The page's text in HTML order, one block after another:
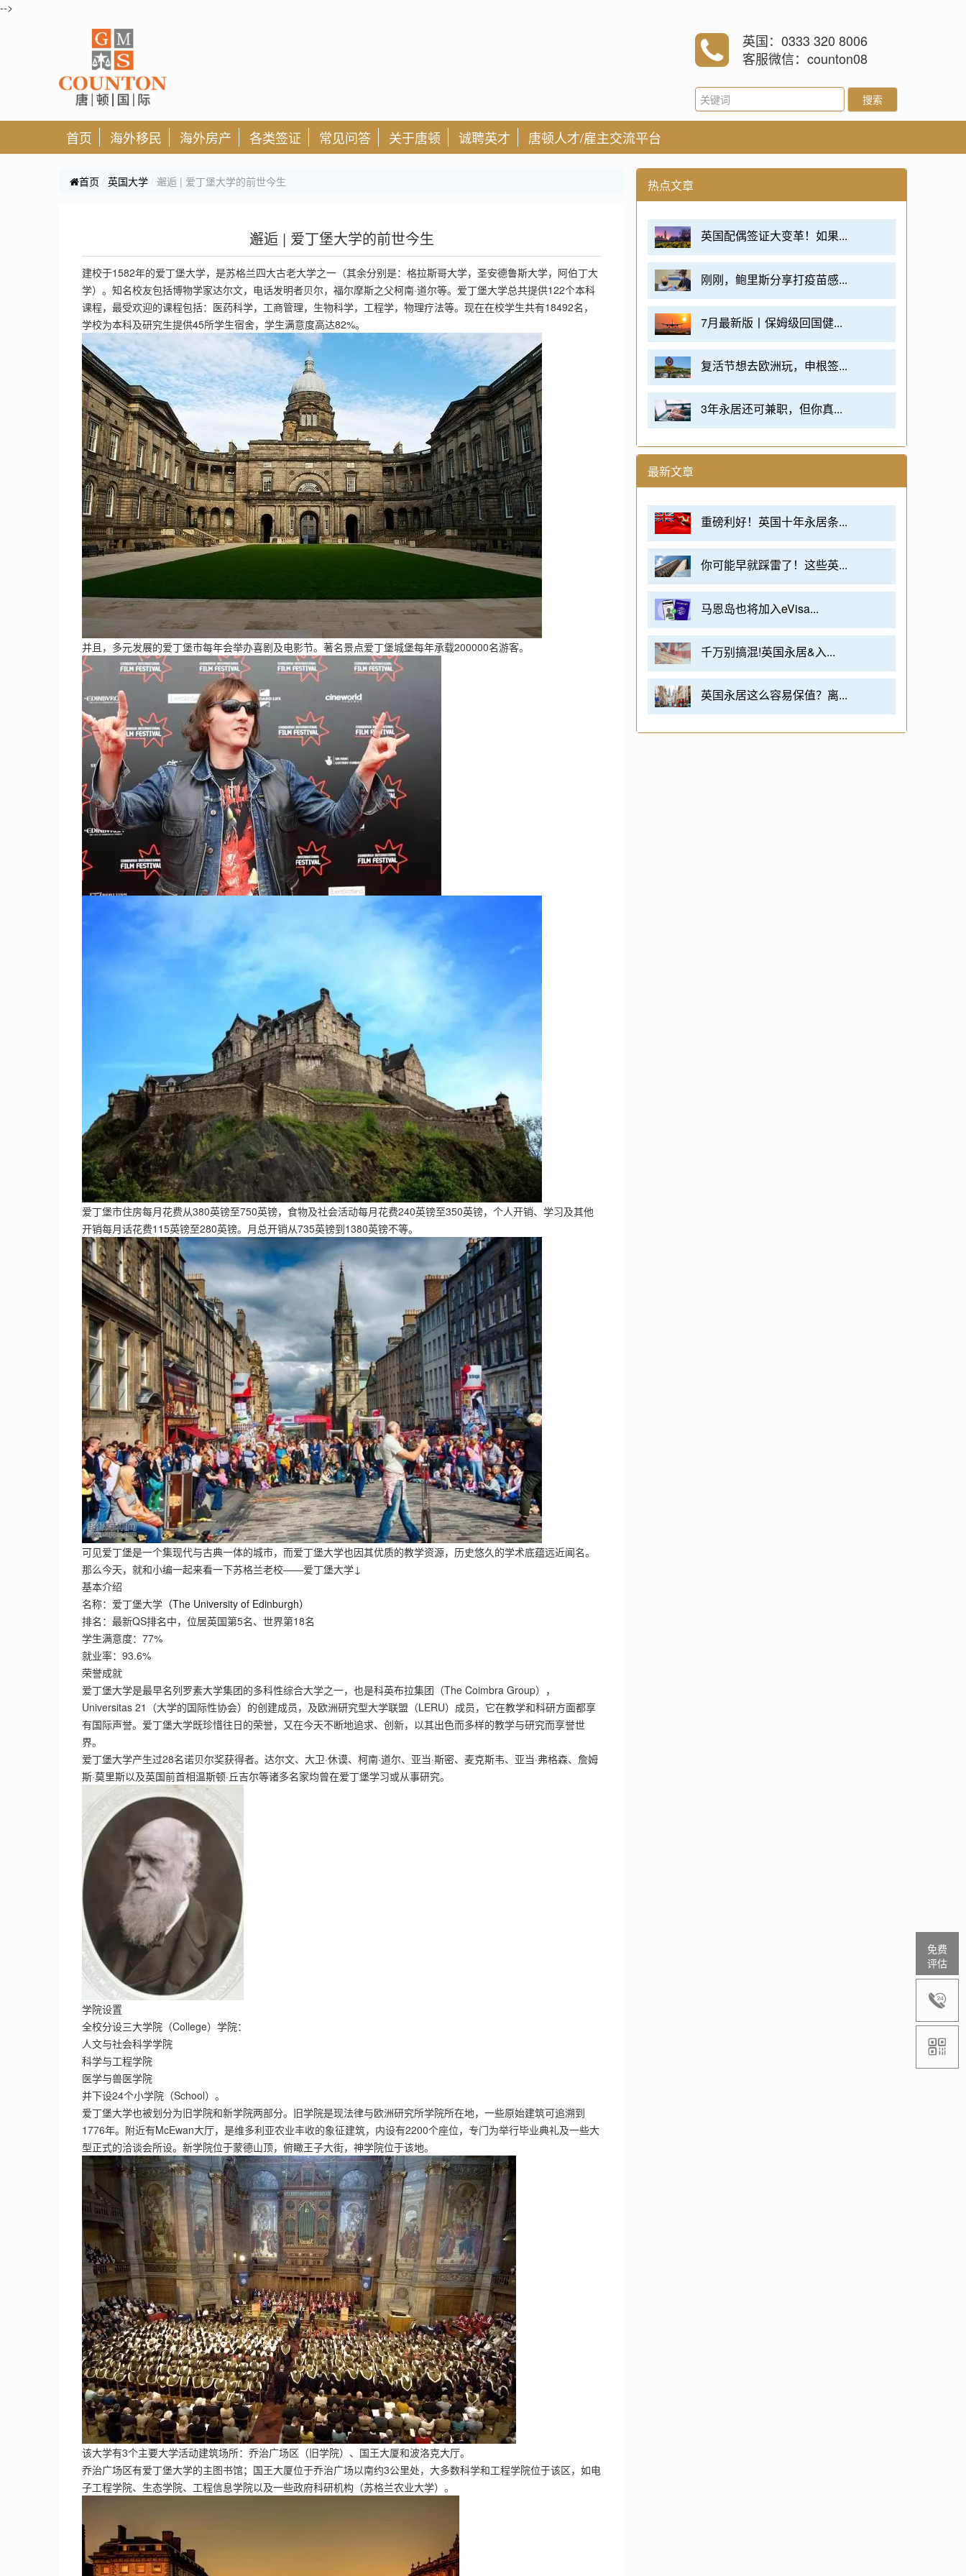
-->
英国：0333 320 8006
客服微信：counton08
搜索
首页 海外移民 海外房产 各类签证 常见问答 关于唐顿 诚聘英才 唐顿人才/雇主交流平台
首页 英国大学 邂逅 | 爱丁堡大学的前世今生
邂逅 | 爱丁堡大学的前世今生
建校于1582年的爱丁堡大学，是苏格兰四大古老大学之一（其余分别是：格拉斯哥大学，圣安德鲁斯大学，阿伯丁大
学）。知名校友包括博物学家达尔文，电话发明者贝尔，福尔摩斯之父柯南·道尔等。爱丁堡大学总共提供122个本科
课程，最受欢迎的课程包括：医药科学，工商管理，生物科学，工程学，物理疗法等。现在在校学生共有18492名，
学校为本科及研究生提供45所学生宿舍，学生满意度高达82%。
并且，多元发展的爱丁堡市每年会举办喜剧及电影节。著名景点爱丁堡城堡每年承载200000名游客。
爱丁堡市住房每月花费从380英镑至750英镑，食物及社会活动每月花费240英镑至350英镑，个人开销、学习及其他
开销每月话花费115英镑至280英镑。月总开销从735英镑到1380英镑不等。
可见爱丁堡是一个集现代与古典一体的城市，而爱丁堡大学也因其优质的教学资源，历史悠久的学术底蕴远近闻名。
那么今天，就和小编一起来看一下苏格兰老校——爱丁堡大学↓
基本介绍
名称：爱丁堡大学 （The University of Edinburgh）
排名：最新QS排名中，位居英国第5名、世界第18名
学生满意度：77%
就业率：93.6%
荣誉成就
爱丁堡大学是最早名列罗素大学集团的多科性综合大学之一，也是科英布拉集团（The Coimbra Group），
Universitas 21（大学的国际性协会）的创建成员，及欧洲研究型大学联盟（LERU）成员，它在教学和科研方面都享
有国际声誉。爱丁堡大学既珍惜往日的荣誉，又在今天不断地追求、创新，以其出色而多样的教学与研究而享誉世
界。
爱丁堡大学产生过28名诺贝尔奖获得者。达尔文、大卫·休谟、柯南·道尔、亚当·斯密、麦克斯韦、亚当·弗格森、詹姆
斯·莫里斯以及英国前首相温斯顿·丘吉尔等诸多名家均曾在爱丁堡学习或从事研究。
学院设置
全校分设三大学院（College）学院：
人文与社会科学学院
科学与工程学院
医学与兽医学院
并下设24个小学院（School）。
爱丁堡大学也被划分为旧学院和新学院两部分。旧学院是现法律与欧洲研究所学院所在地，一些原始建筑可追溯到
1776年。附近有McEwan大厅，是维多利亚农业丰收的象征建筑，内设有2200个座位，专门为举行毕业典礼及一些大
型正式的洽谈会所设。新学院位于蒙德山顶，俯瞰王子大街，神学院位于该地。
该大学有3个主要大学活动建筑场所：乔治广场区（旧学院）、国王大厦和波洛克大厅。
乔治广场区有爱丁堡大学的主图书馆；国王大厦位于乔治广场以南约3公里处，大多数科学和工程学院位于该区，如电
子工程学院、生态学院、工程信息学院以及一些政府科研机构（苏格兰农业大学）。
热点文章
英国配偶签证大变革！如果...
刚刚，鲍里斯分享打疫苗感...
7月最新版丨保姆级回国健...
复活节想去欧洲玩，申根签...
3年永居还可兼职，但你真...
最新文章
重磅利好！英国十年永居条...
你可能早就踩雷了！这些英...
马恩岛也将加入eVisa...
千万别搞混!英国永居&入...
英国永居这么容易保值？离...
免费
评估

